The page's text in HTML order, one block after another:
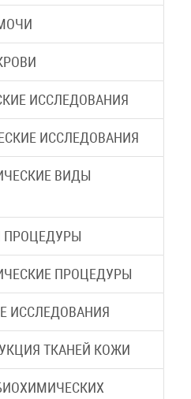
ИССЛЕДОВАНИЯ
ИССЛЕДОВАНИЯ
ВИДЫ
ПРОЦЕДУРЫ
ИССЛЕДОВАНИЯ
ТКАНЕЙ КОЖИ